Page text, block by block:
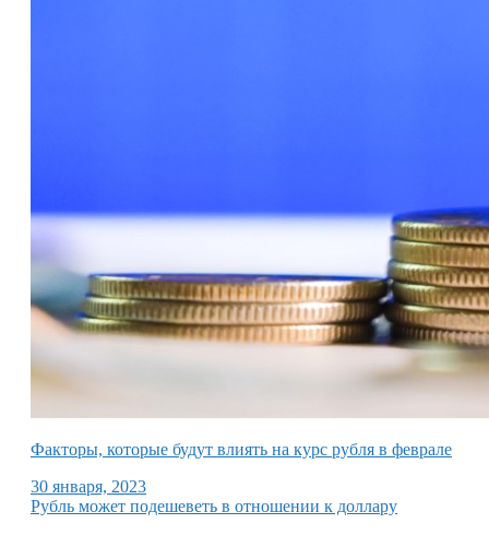
Факторы, которые будут влиять на курс рубля в феврале
30 января, 2023
Рубль может подешеветь в отношении к доллару